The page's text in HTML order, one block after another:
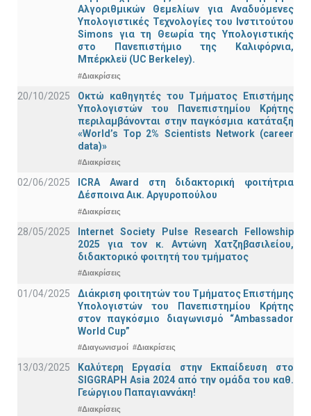
Αλγοριθμικών Θεμελίων για Αναδυόμενες
Υπολογιστικές Τεχνολογίες του Ινστιτούτου
Simons για τη Θεωρία της Υπολογιστικής
στο Πανεπιστήμιο της Καλιφόρνια,
Μπέρκλεϋ (UC Berkeley).
#Διακρίσεις
20/10/2025
Οκτώ καθηγητές του Τμήματος Επιστήμης
Υπολογιστών του Πανεπιστημίου Κρήτης
περιλαμβάνονται στην παγκόσμια κατάταξη
«World’s Top 2% Scientists Network (career
data)»
#Διακρίσεις
02/06/2025
ICRA Award στη διδακτορική φοιτήτρια
Δέσποινα Αικ. Αργυροπούλου
#Διακρίσεις
28/05/2025
Internet Society Pulse Research Fellowship
2025 για τον κ. Αντώνη Χατζηβασιλείου,
διδακτορικό φοιτητή του τμήματος
#Διακρίσεις
01/04/2025
Διάκριση φοιτητών του Τμήματος Επιστήμης
Υπολογιστών του Πανεπιστημίου Κρήτης
στον παγκόσμιο διαγωνισμό “Ambassador
World Cup”
#Διαγωνισμοί #Διακρίσεις
13/03/2025
Καλύτερη Εργασία στην Εκπαίδευση στο
SIGGRAPH Asia 2024 από την ομάδα του καθ.
Γεώργιου Παπαγιαννάκη!
#Διακρίσεις